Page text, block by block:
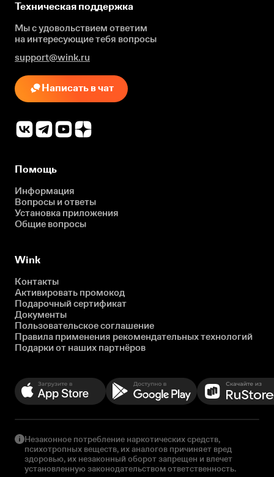
Техническая поддержка
Мы с удовольствием ответим
на интересующиетебя вопросы
support@wink.ru
Написать в чат
Помощь
Информация
Вопросы и ответы
Установка приложения
Общие вопросы
Wink
Контакты
Активировать промокод
Подарочный сертификат
Документы
Пользовательское соглашение
Правила применения рекомендательных технологий
Подарки от наших партнёров
Незаконное потребление наркотических средств,
психотропных веществ, их аналогов причиняет вред
здоровью, их незаконный оборот запрещен и влечет
установленную законодательством ответственность.